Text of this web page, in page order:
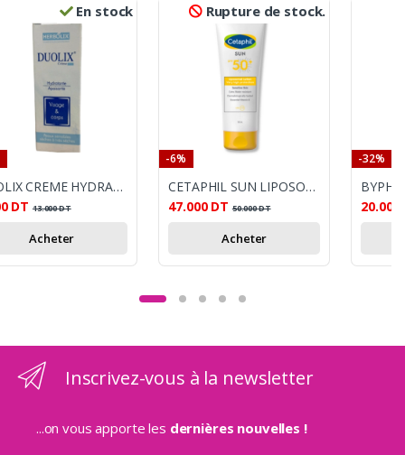
En stock
DUOLIX CREME HYDRATANTE 60ML
DT 13.000DT
Acheter
Rupture de stock.
-6%
CETAPHIL SUN LIPOSOMAL LOTION SPF50+ 50ML
47.000 DT 50.000DT
Acheter
-32%
20.000
Inscrivez-vous à la newsletter
...on vous apporte les dernières nouvelles !